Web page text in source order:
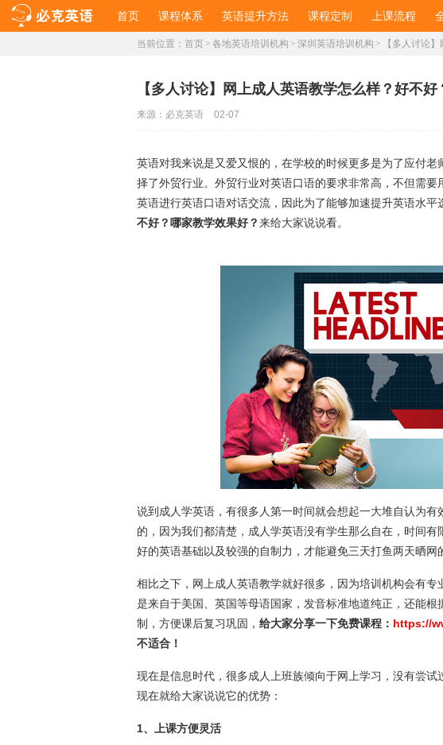
首页 课程体系 英语提升方法 课程定制 上课流程
当前位置： 首页 > 各地英语培训机构 > 深圳英语培训机构 > 【多人讨论
【多人讨论】网上成人英语教学怎么样？好不
来源： 必克英语 02-07
英语对我来说是又爱又恨的，在学校的时候更多是为了应付
择了外贸行业。外贸行业对英语口语的要求非常高，不但需
英语进行英语口语对话交流，因此为了能够加速提升英语水平
不好？哪家教学效果好？来给大家说说看。
说到成人学英语，有很多人第一时间就会想起一大堆自认为
的，因为我们都清楚，成人学英语没有学生那么自在，时间
好的英语基础以及较强的自制力，才能避免三天打鱼两天晒网
相比之下，网上成人英语教学就好很多，因为培训机构会有
是来自于美国、英国等母语国家，发音标准地道纯正，还能
制，方便课后复习巩固， 给大家分享一下免费课程： https://
不适合！
现在是信息时代，很多成人上班族倾向于网上学习，没有尝
现在就给大家说说它的优势：
1、上课方便灵活